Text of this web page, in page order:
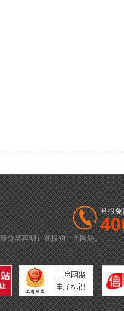
分类声明）登报的一个网站。
登报免